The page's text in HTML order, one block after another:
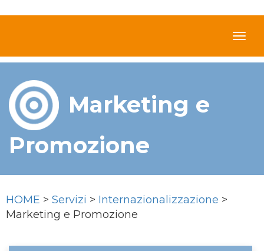
Marketing e
Promozione
HOME > Servizi > Internazionalizzazione >
Marketing e Promozione